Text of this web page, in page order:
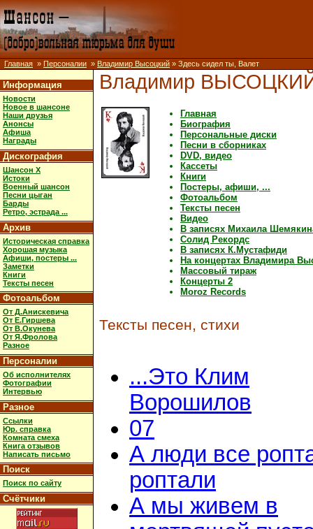
Главная » Персоналии » Владимир Высоцкий » Здесь сидел ты, Валет
Информация
Новости
Новое в шансоне
Наши друзья
Анонсы
Афиша
Награды
Дискография
Шансон X
Истоки
Военный шансон
Песни цыган
Барды
Ретро, эстрада ...
Архив
Историческая справка
Хорошая музыка
Афиши, постеры ...
Заметки
Книги
Тексты песен
Фотоальбом
От Д.Анискевича
От Е.Гиршева
От В.Окунева
От Я.Фролова
Разное
Персоналии
Об исполнителях
Фотографии
Интервью
Разное
Ссылки
Юр. справка
Комната смеха
Книга отзывов
Написать письмо
Поиск
Поиск по сайту
Счётчики
Владимир
Главная
Биография
Персональные диски
Песни в сборниках
DVD, видео
Кассеты
Книги
Постеры, афиши, ...
Фотоальбом
Тексты песен
Видео
В записях Михаила
Солид Рекордс
В записях К.Мустафиди
На концертах Владимира
Массовый тираж
Концерты 2
Moroz Records
Тексты песен, стихи
...Это Клим
Ворошилов
07
А люди все
роптали
А мы живем в